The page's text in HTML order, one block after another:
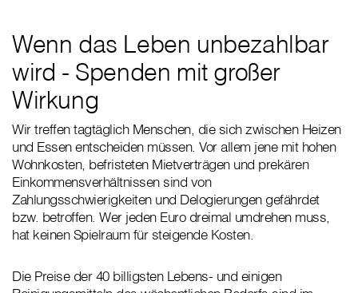
Wenn das Leben unbezahlbar
wird - Spenden mit großer
Wirkung
Wir treffen tagtäglich Menschen, die sich zwischen Heizen
und Essen entscheiden müssen. Vor allem jene mit hohen
Wohnkosten, befristeten Mietverträgen und prekären
Einkommensverhältnissen sind von
Zahlungsschwierigkeiten und Delogierungen gefährdet
bzw. betroffen. Wer jeden Euro dreimal umdrehen muss,
hat keinen Spielraum für steigende Kosten.
Die Preise der 40 billigsten Lebens- und einigen